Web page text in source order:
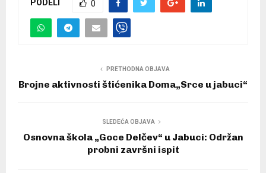
PODELI 0
PRETHODNA OBJAVA
Brojne aktivnosti štićenika Doma„Srce u jabuci“
SLEDEĆA OBJAVA
Osnovna škola „Goce Delčev“ u Jabuci: Održan
probni završni ispit